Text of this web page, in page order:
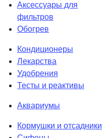
Аксессуары для
фильтров
Обогрев
Кoндиционеры
Лекарства
Удобрения
Тесты и реактивы
Аквaриумы
Кормушки и отсадники